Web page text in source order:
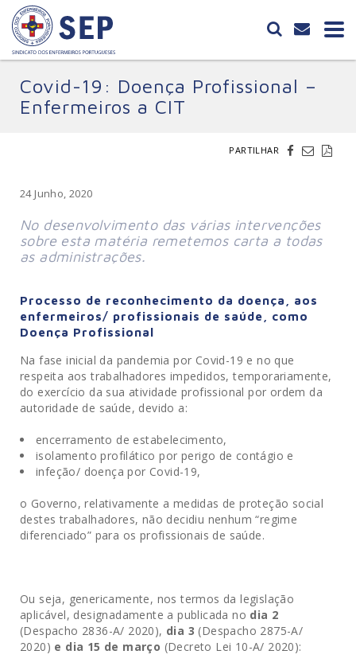
Covid-19: Doença Profissional –
Enfermeiros a CIT
PARTILHAR
24 Junho, 2020
No desenvolvimento das várias intervenções
sobre esta matéria remetemos carta a todas
as administrações.
Processo de reconhecimento da doença, aos
enfermeiros/ profissionais de saúde, como
Doença Profissional
Na fase inicial da pandemia por Covid-19 e no que
respeita aos trabalhadores impedidos, temporariamente,
do exercício da sua atividade profissional por ordem da
autoridade de saúde, devido a:
encerramento de estabelecimento,
isolamento profilático por perigo de contágio e
infeção/ doença por Covid-19,
o Governo, relativamente a medidas de proteção social
destes trabalhadores, não decidiu nenhum “regime
diferenciado” para os profissionais de saúde.
Ou seja, genericamente, nos termos da legislação
aplicável, designadamente a publicada no dia 2
(Despacho 2836-A/ 2020), dia 3 (Despacho 2875-A/
2020) e dia 15 de março (Decreto Lei 10-A/ 2020):